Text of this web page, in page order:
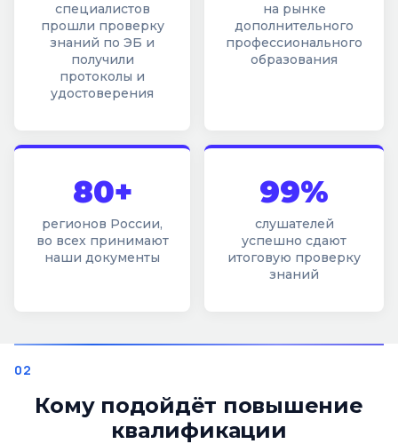
специалистов
прошли проверку
знаний по ЭБ и
получили
протоколы и
удостоверения
на рынке
дополнительного
профессионального
образования
80+
регионов России,
во всех принимают
наши документы
99%
слушателей
успешно сдают
итоговую проверку
знаний
Кому подойдёт повышение
квалификации